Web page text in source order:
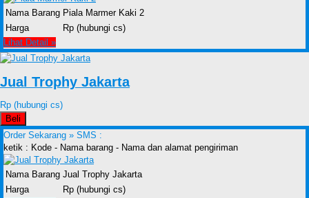
Nama Barang Piala Marmer Kaki 2
Harga
Rp (hubungi cs)
Lihat Detail »
Jual Trophy Jakarta
Rp (hubungi cs)
Beli
Order Sekarang » SMS :
ketik : Kode - Nama barang - Nama dan alamat pengiriman
Nama Barang Jual Trophy Jakarta
Harga
Rp (hubungi cs)